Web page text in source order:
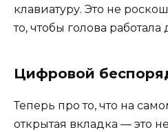
клавиатуру. Это не
то, чтобы голова
Цифровой
Теперь про то, что на
открытая вкладка — это